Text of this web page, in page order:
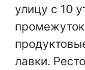
улицу с 10
лавки.